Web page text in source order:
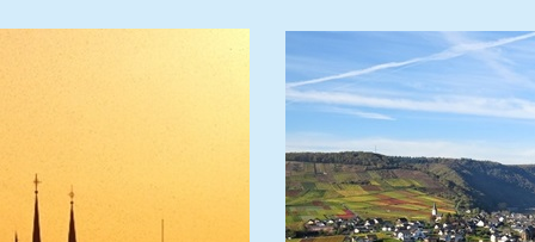
h
e
z
(
g
o
t